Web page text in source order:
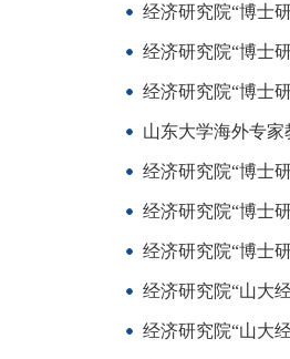
经济研究院“博士
经济研究院“博士
经济研究院“博士
山东大学海外专家
经济研究院“博士
经济研究院“博士
经济研究院“博士
经济研究院“山大
经济研究院“山大